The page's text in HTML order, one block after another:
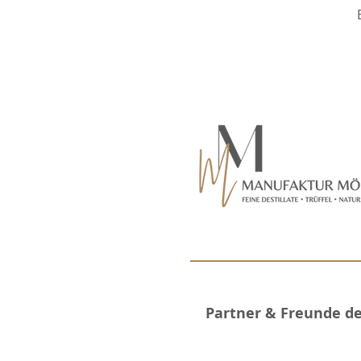
Partner & Freunde